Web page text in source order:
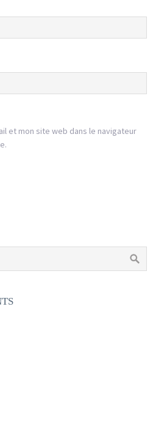
et mon site web dans le navigateur